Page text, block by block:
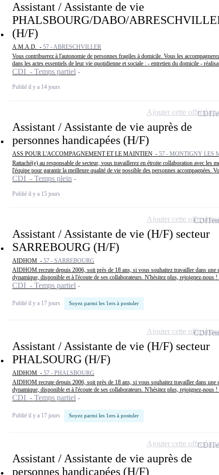
Assistant / Assistante de vie
PHALSBOURG/DABO/
(H/F)
A.M.A.D. - 57 - ABRESCHVILLER
Vous contribuerez à l'autonomie de personnes fragiles à domicile. Vous les
dans les actes essentiels de leur vie quotidienne et sociale : - entretien du domicile -
CDI - Temps partiel
Publié il y a 14 jours
Assistant / Assistante de vie auprès de
personnes handicapées (H/F)
ASS POUR L'ACCOMPAGNEMENT ET LE MAINTIEN - 57 - MONTIGNY LES
Rattaché(e) au responsable de secteur, vous travaillerez en étroite collaboration avec les
l'équipe pour garantir la meilleure qualité de vie possible des personnes accompagnées.
CDI - Temps plein
Publié il y a 15 jours
CDI
Ajouter cette offre à
Assistant / Assistante de vie (H/F) secteur
SARREBOURG (H/F)
AIDHOM - 57 - SARREBOURG
AIDHOM recrute depuis 2006, soit près de 18 ans, si vous souhaitez travailler dans une
dynamique, disponible et à l'écoute de ses collaborateurs. N'hésitez plus, rejoignez-nous !
CDI - Temps partiel
Publié il y a 17 jours Soyez parmi les 1ers à postuler
CDI
Ajouter cette offre à
Assistant / Assistante de vie (H/F) secteur
PHALSOURG (H/F)
AIDHOM - 57 - PHALSBOURG
AIDHOM recrute depuis 2006, soit près de 18 ans, si vous souhaitez travailler dans une
dynamique, disponible et à l'écoute de ses collaborateurs. N'hésitez plus, rejoignez-nous !
CDI - Temps partiel
Publié il y a 17 jours Soyez parmi les 1ers à postuler
CDI
Ajouter cette offre à
Assistant / Assistante de vie auprès de
personnes handicapées (H/F)
CDI
Ajouter cette offre à